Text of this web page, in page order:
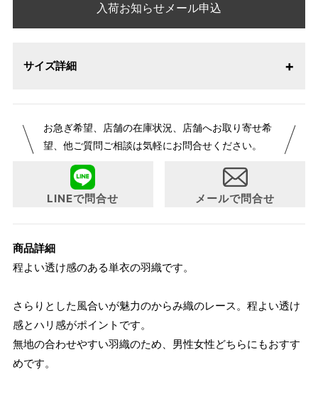
入荷お知らせメール申込
サイズ詳細
が変更になりました。パターンオーダーは、お客様のお声か
らよりお召しになりやすい寸法に変更いたしました。変更点
について詳細をお知りになりたい方はお問い合わせくださ
お急ぎ希望、店舗の在庫状況、店舗へお取り寄せ希
望、他ご質問ご相談は気軽にお問合せください。
LINEで問合せ メールで問合せ
商品詳細
程よい透け感のある単衣の羽織です。
さらりとした風合いが魅力のからみ織のレース。程よい透け
感とハリ感がポイントです。
無地の合わせやすい羽織のため、男性女性どちらにもおすす
めです。